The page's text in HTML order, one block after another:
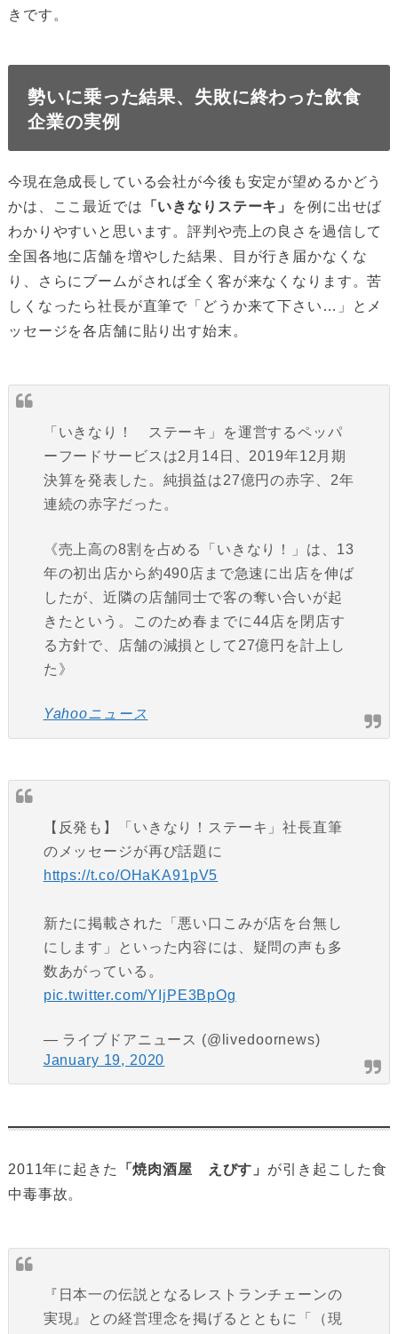
きです。
勢いに乗った結果、失敗に終わった飲食
企業の実例
今現在急成長している会社が今後も安定が望めるかどう
かは、ここ最近では 「いきなりステーキ」
を例に出せば
わかりやすいと思います。評判や売上の良さを過信して
全国各地に店舗を増やした結果、目が行き届かなくな
り、さらにブームがされば全く客が来なくなります。苦
しくなったら社長が直筆で「どうか来て下さい…」とメ
ッセージを各店舗に貼り出す始末。
「いきなり！ ステーキ」を運営するペッパ
ーフードサービスは2月14日、2019年12月期
決算を発表した。純損益は27億円の赤字、2年
連続の赤字だった。
《売上高の8割を占める「いきなり！」は、13
年の初出店から約490店まで急速に出店を伸ば
したが、近隣の店舗同士で客の奪い合いが起
きたという。このため春までに44店を閉店す
る方針で、店舗の減損として27億円を計上し
た》
Yahooニュース
【反発も】「いきなり！ステーキ」社長直筆
のメッセージが再び話題に
https://t.co/OHaKA91pV5
新たに掲載された「悪い口こみが店を台無し
にします」といった内容には、疑問の声も多
数あがっている。
pic.twitter.com/YIjPE3BpOg
— ライブドアニュース (@livedoornews)
January 19, 2020
2011年に起きた 「焼肉酒屋 えびす」 が引き起こした食
中毒事故。
『日本一の伝説となるレストランチェーンの
実現』との経営理念を掲げるとともに「（現